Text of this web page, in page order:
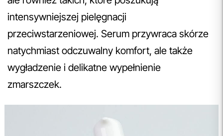
intensywniejszej pielęgnacji
przeciwstarzeniowej. Serum przywraca skórze
natychmiast odczuwalny komfort, ale także
wygładzenie i delikatne wypełnienie
zmarszczek.